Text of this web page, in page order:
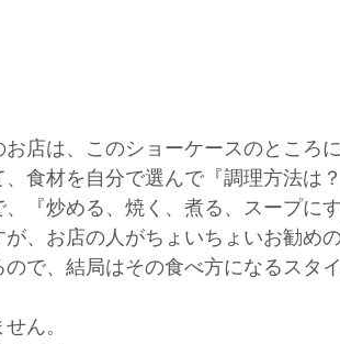
お店は、このショーケースのところ
食材を自分で選んで『調理方法は？
、『炒める、焼く、煮る、スープに
が、お店の人がちょいちょいお勧め
で、結局はその食べ方になるスタイ
ん。